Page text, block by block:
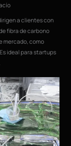
a clientes con
fibra de carbono
mercado, como
ideal para startups